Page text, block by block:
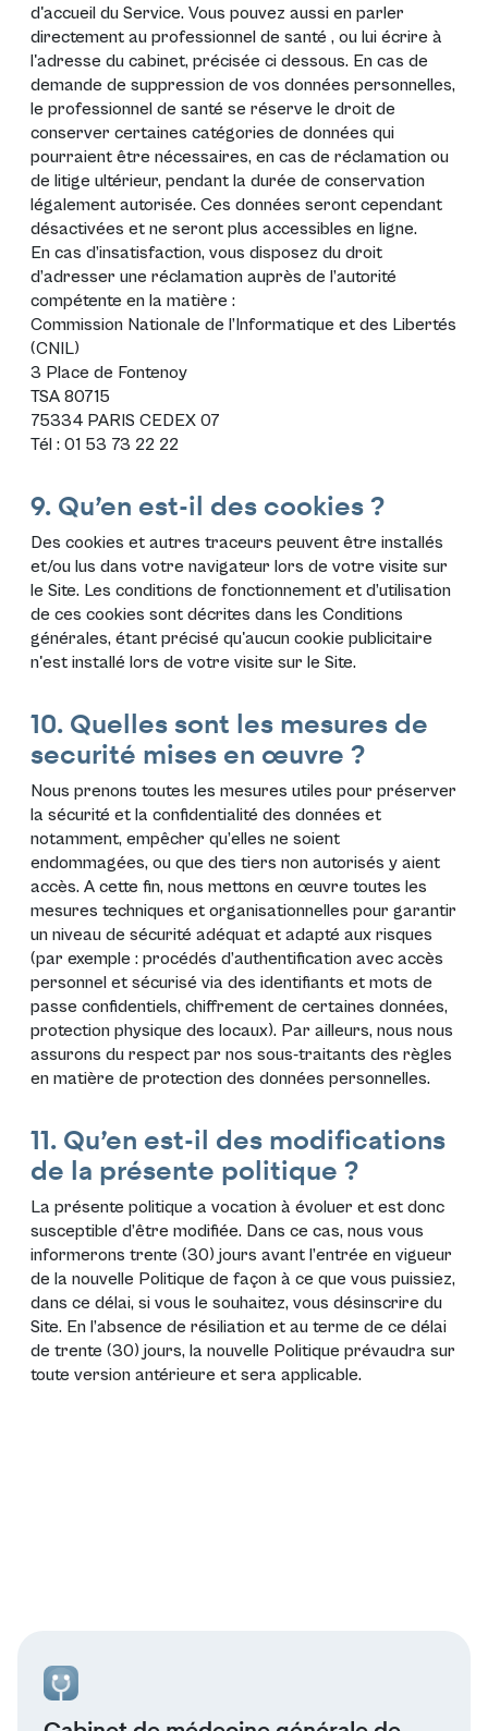
d'accueil du Service. Vous pouvez aussi en parler
directement au professionnel de santé , ou lui écrire à
l'adresse du cabinet, précisée ci dessous. En cas de
demande de suppression de vos données personnelles,
le professionnel de santé se réserve le droit de
conserver certaines catégories de données qui
pourraient être nécessaires, en cas de réclamation ou
de litige ultérieur, pendant la durée de conservation
légalement autorisée. Ces données seront cependant
désactivées et ne seront plus accessibles en ligne.
En cas d’insatisfaction, vous disposez du droit
d’adresser une réclamation auprès de l’autorité
compétente en la matière :
Commission Nationale de l’Informatique et des Libertés
(CNIL)
3 Place de Fontenoy
TSA 80715
75334 PARIS CEDEX 07
Tél : 01 53 73 22 22
9. Qu’en est-il des cookies ?
Des cookies et autres traceurs peuvent être installés
et/ou lus dans votre navigateur lors de votre visite sur
le Site. Les conditions de fonctionnement et d’utilisation
de ces cookies sont décrites dans les Conditions
générales, étant précisé qu'aucun cookie publicitaire
n'est installé lors de votre visite sur le Site.
10. Quelles sont les mesures de
securité mises en œuvre ?
Nous prenons toutes les mesures utiles pour préserver
la sécurité et la confidentialité des données et
notamment, empêcher qu’elles ne soient
endommagées, ou que des tiers non autorisés y aient
accès. A cette fin, nous mettons en œuvre toutes les
mesures techniques et organisationnelles pour garantir
un niveau de sécurité adéquat et adapté aux risques
(par exemple : procédés d’authentification avec accès
personnel et sécurisé via des identifiants et mots de
passe confidentiels, chiffrement de certaines données,
protection physique des locaux). Par ailleurs, nous nous
assurons du respect par nos sous-traitants des règles
en matière de protection des données personnelles.
11. Qu’en est-il des modifications
de la présente politique ?
La présente politique a vocation à évoluer et est donc
susceptible d’être modifiée. Dans ce cas, nous vous
informerons trente (30) jours avant l’entrée en vigueur
de la nouvelle Politique de façon à ce que vous puissiez,
dans ce délai, si vous le souhaitez, vous désinscrire du
Site. En l’absence de résiliation et au terme de ce délai
de trente (30) jours, la nouvelle Politique prévaudra sur
toute version antérieure et sera applicable.